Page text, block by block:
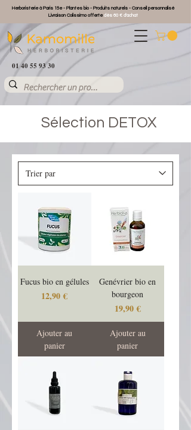
Herboristerie à Paris 15e - Plantes bio - Produits naturels - Conseil personnalisé
Livraison Colissimo offertedès 60 € d'achat
01 40 55 93 30
Sélection DETOX
Fucus bio en gélules
Prix
12,90 €
Ajouter au
panier
Genévrier bio en
bourgeon
Prix
19,90 €
Ajouter au
panier